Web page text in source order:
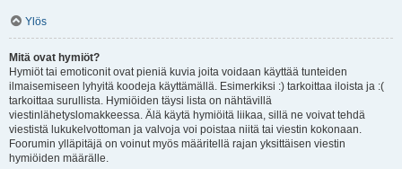
Ylös
Mitä ovat hymiöt?
Hymiöt tai emoticonit ovat pieniä kuvia joita voidaan käyttää tunteiden
ilmaisemiseen lyhyitä koodeja käyttämällä. Esimerkiksi :) tarkoittaa iloista ja :(
tarkoittaa surullista. Hymiöiden täysi lista on nähtävillä
viestinlähetyslomakkeessa. Älä käytä hymiöitä liikaa, sillä ne voivat tehdä
viestistä lukukelvottoman ja valvoja voi poistaa niitä tai viestin kokonaan.
Foorumin ylläpitäjä on voinut myös määritellä rajan yksittäisen viestin
hymiöiden määrälle.